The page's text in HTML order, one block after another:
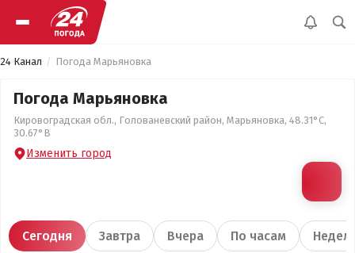
24 Канал Погода Марьяновка
Погода Марьяновка
Кировоградская обл., Голованевский район, Марьяновка, 48.31°С,
30.67°В
Изменить город
Сегодня Завтра Вчера По часам